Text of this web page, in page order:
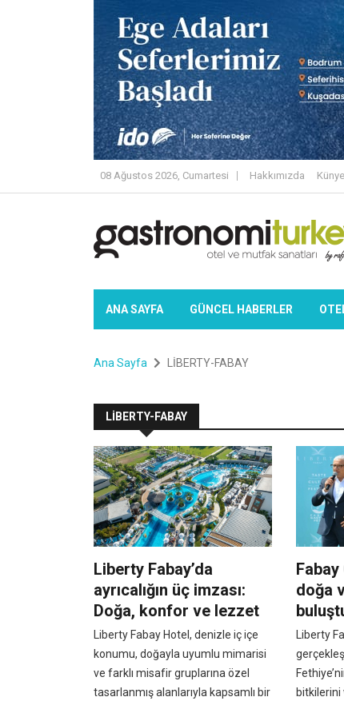
08 Ağustos 2026, Cumartesi Hakkımızda Künye
ANA SAYFA GÜNCEL HABERLER
Ana Sayfa LİBERTY-FABAY
LİBERTY-FABAY
Liberty Fabay’da
ayrıcalığın üç imzası:
Doğa, konfor ve lezzet
Liberty Fabay Hotel, denizle iç içe
konumu, doğayla uyumlu mimarisi
ve farklı misafir gruplarına özel
tasarlanmış alanlarıyla kapsamlı bir
doğa
Liberty
bitkilerini